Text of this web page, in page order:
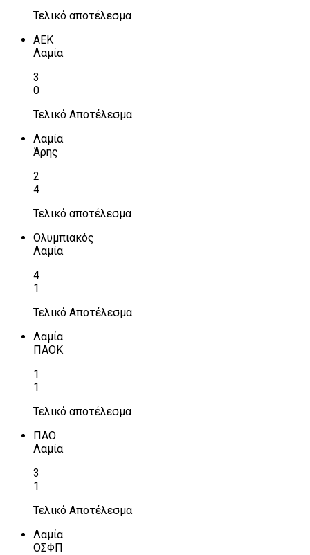
Τελικό αποτέλεσμα
ΑΕΚ
Λαμία
3
0
Τελικό Αποτέλεσμα
Λαμία
Άρης
2
4
Τελικό αποτέλεσμα
Ολυμπιακός
Λαμία
4
1
Τελικό Αποτέλεσμα
Λαμία
ΠΑΟΚ
1
1
Τελικό αποτέλεσμα
ΠΑΟ
Λαμία
3
1
Τελικό Αποτέλεσμα
Λαμία
ΟΣΦΠ